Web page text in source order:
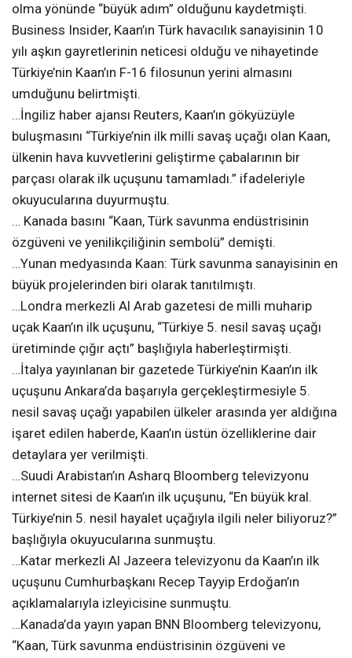
olma yönünde “büyük adım” olduğunu kaydetmişti.
Business Insider, Kaan’ın Türk havacılık sanayisinin 10
yılı aşkın gayretlerinin neticesi olduğu ve nihayetinde
Türkiye’nin Kaan’ın F-16 filosunun yerini almasını
umduğunu belirtmişti.
…İngiliz haber ajansı Reuters, Kaan’ın gökyüzüyle
buluşmasını “Türkiye’nin ilk milli savaş uçağı olan Kaan,
ülkenin hava kuvvetlerini geliştirme çabalarının bir
parçası olarak ilk uçuşunu tamamladı.” ifadeleriyle
okuyucularına duyurmuştu.
… Kanada basını “Kaan, Türk savunma endüstrisinin
özgüveni ve yenilikçiliğinin sembolü” demişti.
…Yunan medyasında Kaan: Türk savunma sanayisinin en
büyük projelerinden biri olarak tanıtılmıştı.
…Londra merkezli Al Arab gazetesi de milli muharip
uçak Kaan’ın ilk uçuşunu, “Türkiye 5. nesil savaş uçağı
üretiminde çığır açtı” başlığıyla haberleştirmişti.
…İtalya yayınlanan bir gazetede Türkiye’nin Kaan’ın ilk
uçuşunu Ankara’da başarıyla gerçekleştirmesiyle 5.
nesil savaş uçağı yapabilen ülkeler arasında yer aldığına
işaret edilen haberde, Kaan’ın üstün özelliklerine dair
detaylara yer verilmişti.
…Suudi Arabistan’ın Asharq Bloomberg televizyonu
internet sitesi de Kaan’ın ilk uçuşunu, “En büyük kral.
Türkiye’nin 5. nesil hayalet uçağıyla ilgili neler biliyoruz?”
başlığıyla okuyucularına sunmuştu.
…Katar merkezli Al Jazeera televizyonu da Kaan’ın ilk
uçuşunu Cumhurbaşkanı Recep Tayyip Erdoğan’ın
açıklamalarıyla izleyicisine sunmuştu.
…Kanada’da yayın yapan BNN Bloomberg televizyonu,
“Kaan, Türk savunma endüstrisinin özgüveni ve